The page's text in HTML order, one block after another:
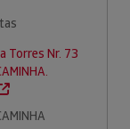
Torres Nr. 73